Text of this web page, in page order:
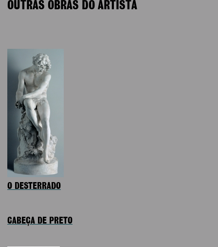
OUTRAS OBRAS DO ARTISTA
O DESTERRADO
CABEÇA DE PRETO